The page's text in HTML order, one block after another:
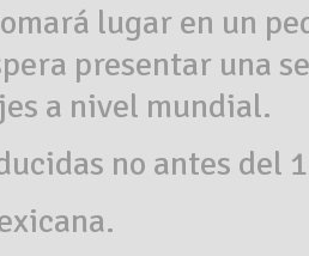
lugar en un
presentar una
a nivel mundial.
no antes del